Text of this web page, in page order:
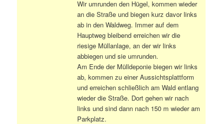
Wir umrunden den Hügel, kommen wieder
an die Straße und biegen kurz davor links
ab in den Waldweg. Immer auf dem
Hauptweg bleibend erreichen wir die
riesige Müllanlage, an der wir links
abbiegen und sie umrunden.
Am Ende der Mülldeponie biegen wir links
ab, kommen zu einer Aussichtsplattform
und erreichen schließlich am Wald entlang
wieder die Straße. Dort gehen wir nach
links und sind dann nach 150 m wieder am
Parkplatz.